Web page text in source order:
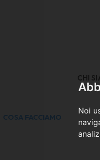
Noi
CHI
COSA FACCIAMO